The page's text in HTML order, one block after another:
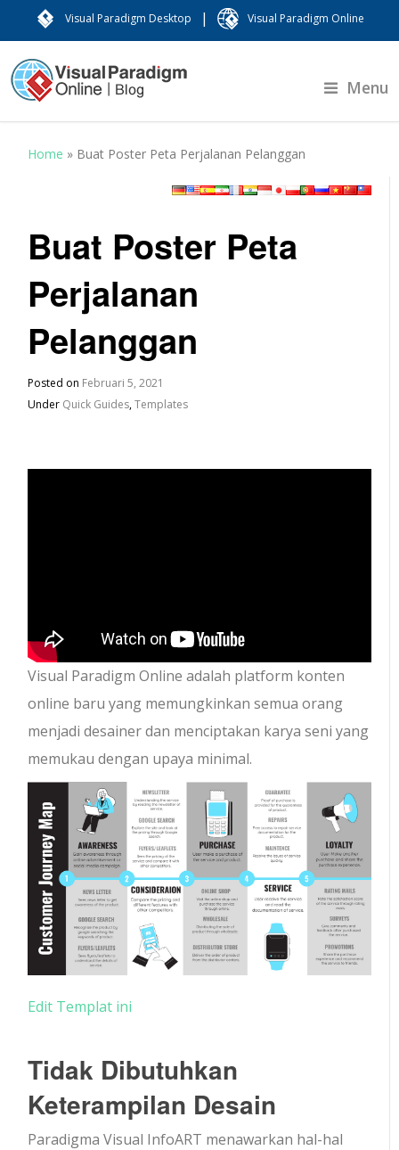
Visual Paradigm Desktop | Visual Paradigm Online
Menu
Home » Buat Poster Peta Perjalanan Pelanggan
Buat Poster Peta
Perjalanan
Pelanggan
Posted on Februari 5, 2021
Under Quick Guides,Templates
Visual Paradigm Online adalah platform konten
online baru yang memungkinkan semua orang
menjadi desainer dan menciptakan karya seni yang
memukau dengan upaya minimal.
Edit Templat ini
Tidak Dibutuhkan
Keterampilan Desain
Paradigma Visual InfoART menawarkan hal-hal